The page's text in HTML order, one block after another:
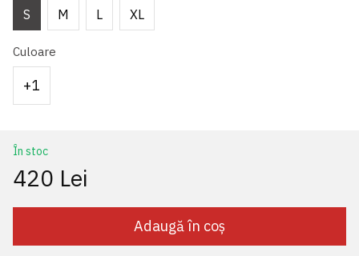
S M L XL
Culoare
+1
În stoc
420 Lei
Adaugă în coș